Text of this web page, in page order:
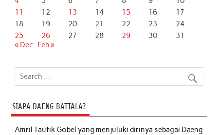
11
12 13 14 15 16
17
18
19 20 21 22 23
24
25
26 27 28 29 30
31
« Dec
Feb »
SIAPA DAENG BATTALA?
Amril Taufik Gobelyang menjuluki dirinya sebagai Daeng